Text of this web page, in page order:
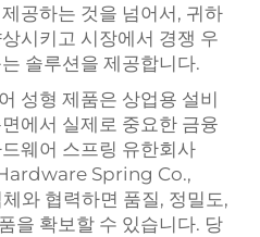
공하는 것을 넘어서, 귀하
시키고 시장에서 경쟁 우
솔루션을 제공합니다.
성형 제품은 상업용 설비
에서 실제로 중요한 금융
웨어 스프링 유한회사
Spring Co.,
와 협력하면 품질, 정밀도,
을 확보할 수 있습니다. 당